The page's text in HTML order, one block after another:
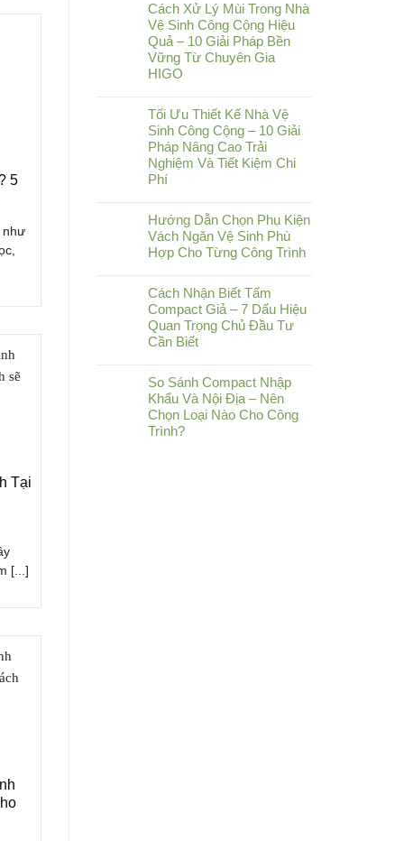
5
như
Tại
[...]
Cách Xử Lý Mùi Trong Nhà
Vệ Sinh Công Cộng Hiệu
Quả – 10 Giải Pháp Bền
Vững Từ Chuyên Gia
HIGO
Tối Ưu Thiết Kế Nhà Vệ
Sinh Công Cộng – 10 Giải
Pháp Nâng Cao Trải
Nghiệm Và Tiết Kiệm Chi
Phí
Hướng Dẫn Chọn Phụ Kiện
Vách Ngăn Vệ Sinh Phù
Hợp Cho Từng Công Trình
Cách Nhận Biết Tấm
Compact Giả – 7 Dấu Hiệu
Quan Trọng Chủ Đầu Tư
Cần Biết
So Sánh Compact Nhập
Khẩu Và Nội Địa – Nên
Chọn Loại Nào Cho Công
Trình?